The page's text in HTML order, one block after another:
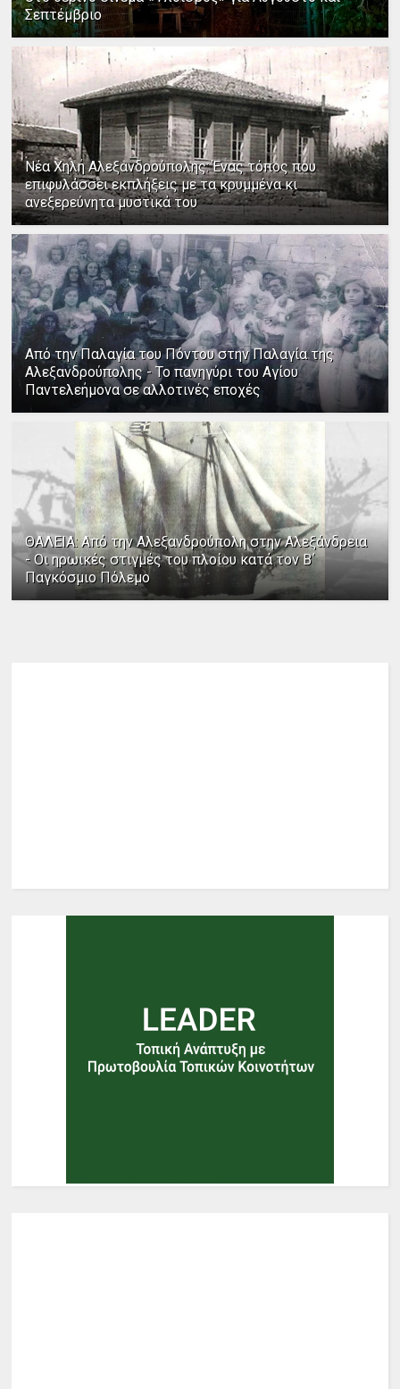
Σεπτέμβριο
Νέα Χηλή Αλεξανδρούπολης: Ένας τόπος που
επιφυλάσσει εκπλήξεις με τα κρυμμένα κι
ανεξερεύνητα μυστικά του
Από την Παλαγία του Πόντου στην Παλαγία της
Αλεξανδρούπολης - Το πανηγύρι του Αγίου
Παντελεήμονα σε αλλοτινές εποχές
ΘΑΛΕΙΑ: Από την Αλεξανδρούπολη στην Αλεξάνδρεια
- Οι ηρωικές στιγμές του πλοίου κατά τον Β΄
Παγκόσμιο Πόλεμο